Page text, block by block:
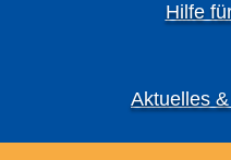
Hilfe
Aktuelles